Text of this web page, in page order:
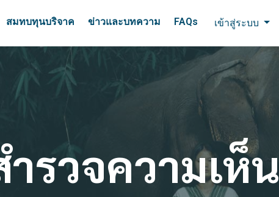
สมทบทุนบริจาค ข่าวและบทความ FAQs เข้าสู่ระบบ
ำรวจความเห็น